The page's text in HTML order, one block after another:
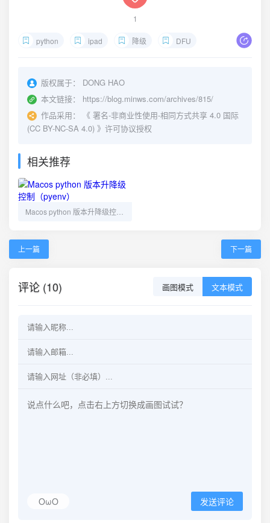
1
python ipad 降级 DFU
版权属于：
DONG HAO
本文链接：
https://blog.minws.com/archives/815/
作品采用：
《 署名-非商业性使用-相同方式共享 4.0 国际
(CC BY-NC-SA 4.0) 》许可协议授权
相关推荐
上一篇 下一篇
评论 (10) 画图模式 文本模式
OωO 发送评论